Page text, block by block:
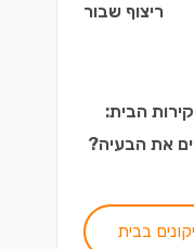
ריצוף שבור
הבית:
את הבעיה?
בבית